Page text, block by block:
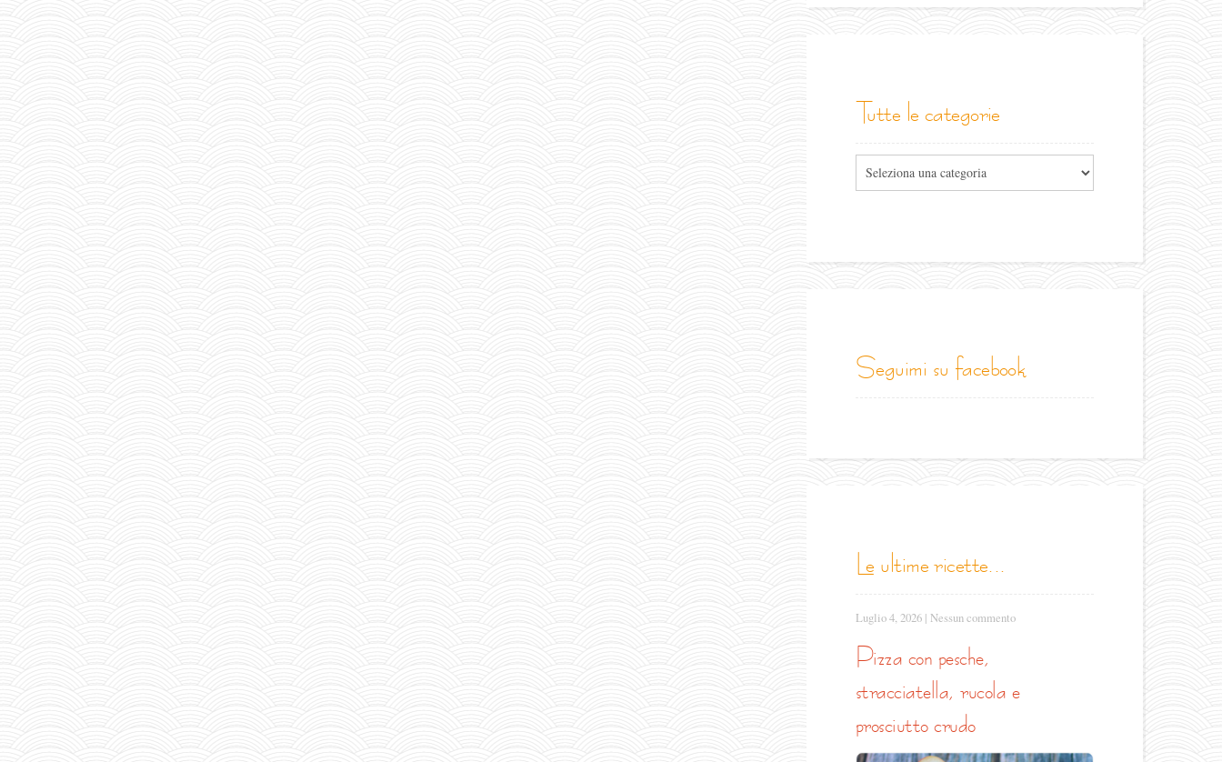
tutte le categorie
seguimi su facebook
le ultime ricette...
Luglio 4, 2026 | Nessun commento
pizza con pesche,
stracciatella, rucola e
prosciutto crudo